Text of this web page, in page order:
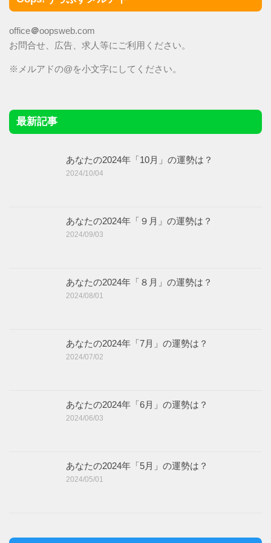
office＠oopsweb.com
お問合せ、広告、求人等にご利用ください。
※メルアドの@を小文字にしてください。
最新記事
あなたの2024年「10月」の運勢は？
2024/10/04
あなたの2024年「９月」の運勢は？
2024/09/03
あなたの2024年「８月」の運勢は？
2024/08/01
あなたの2024年「7月」の運勢は？
2024/07/02
あなたの2024年「6月」の運勢は？
2024/06/03
あなたの2024年「5月」の運勢は？
2024/05/01